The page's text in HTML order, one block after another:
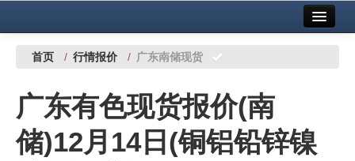
中国有色金属报社主办 广告服务
铜镍铅锌
铝
首页 / 行情报价 / 广东南储现货
广东有色现货报价(南
储)12月14日(铜铝铅锌镍